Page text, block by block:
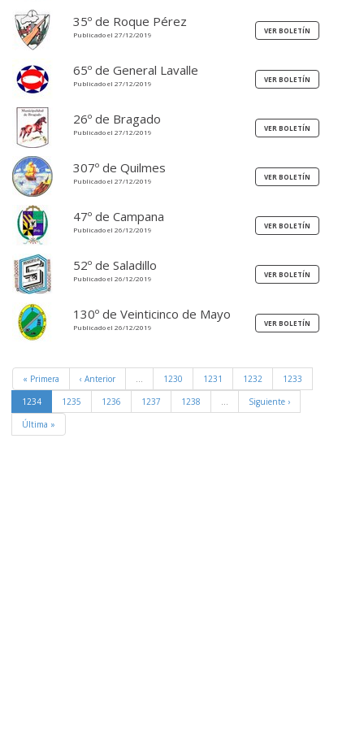
35º de Roque Pérez
Publicado el 27/12/2019
65º de General Lavalle
Publicado el 27/12/2019
26º de Bragado
Publicado el 27/12/2019
307º de Quilmes
Publicado el 27/12/2019
47º de Campana
Publicado el 26/12/2019
52º de Saladillo
Publicado el 26/12/2019
130º de Veinticinco de Mayo
Publicado el 26/12/2019
« Primera ‹ Anterior … 1230 1231 1232
1233
1234
1235 1236 1237 1238 …
Siguiente ›
Última »